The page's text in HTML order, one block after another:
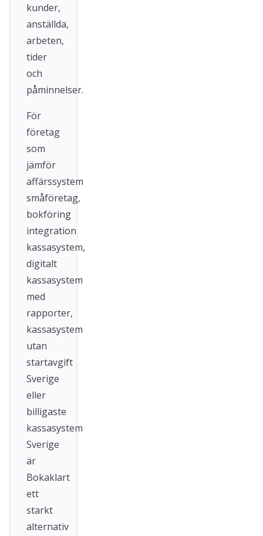
kunder,
anställda,
arbeten,
tider
och
påminnelser.
För
företag
som
jämför
affärssystem
småföretag,
bokföring
integration
kassasystem,
digitalt
kassasystem
med
rapporter,
kassasystem
utan
startavgift
Sverige
eller
billigaste
kassasystem
Sverige
är
Bokaklart
ett
starkt
alternativ